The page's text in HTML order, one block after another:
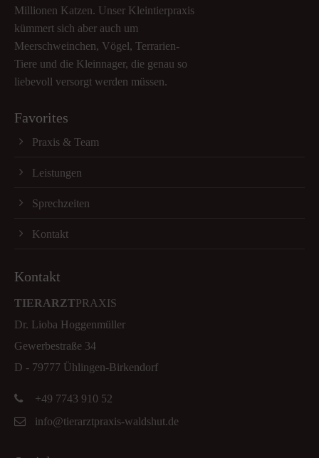
Millionen Katzen. Unser Kleintierpraxis
kümmert sich aber auch um
Meerschweinchen, Vögel, Terrarien-
Tiere und die Kleinnager, die genau so
liebevoll versorgt werden müssen.
Favorites
Praxis & Team
Leistungen
Sprechzeiten
Kontakt
Kontakt
TIERARZTPRAXIS
Dr. Lioba Hoggenmüller
Gewerbestraße 34
D - 79777 Ühlingen-Birkendorf
+49 7743 910 52
info@tierarztpraxis-waldshut.de